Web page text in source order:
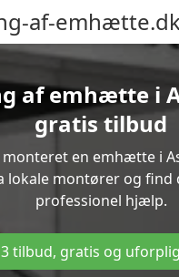
af-
af emhætte i
gratis tilbud
monteret en emhætte i
lokale montører og find
professionel hjælp.
3 tilbud, gratis og